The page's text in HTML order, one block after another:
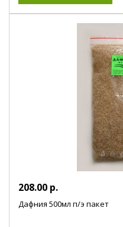
208.00 р.
Дафния 500мл п/э пакет